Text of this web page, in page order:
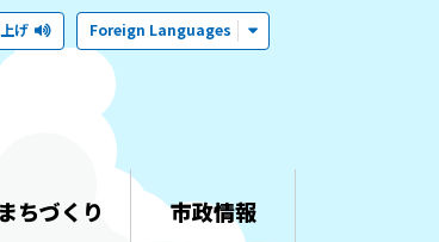
げ Foreign Languages
まちづくり 市政情報